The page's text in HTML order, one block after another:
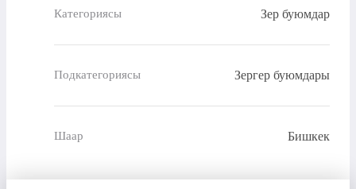
Категориясы Зер буюмдар
Подкатегориясы Зергер буюмдары
Шаар Бишкек